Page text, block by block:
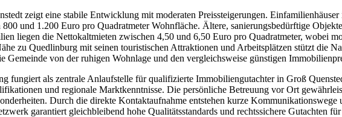
zeigt eine stabile Entwicklung mit moderaten Preissteigerungen. Einfamilienhäuser
und 1.200 Euro pro Quadratmeter Wohnfläche. Ältere, sanierungsbedürftige
liegen die Nettokaltmieten zwischen 4,50 und 6,50 Euro pro Quadratmeter, wobei
zu Quedlinburg mit seinen touristischen Attraktionen und Arbeitsplätzen stützt die
Gemeinde von der ruhigen Wohnlage und den vergleichsweise günstigen
fungiert als zentrale Anlaufstelle für qualifizierte Immobiliengutachter in Groß
und regionale Marktkenntnisse. Die persönliche Betreuung vor Ort
Durch die direkte Kontaktaufnahme entstehen kurze Kommunikationswege
garantiert gleichbleibend hohe Qualitätsstandards und rechtssichere Gutachten